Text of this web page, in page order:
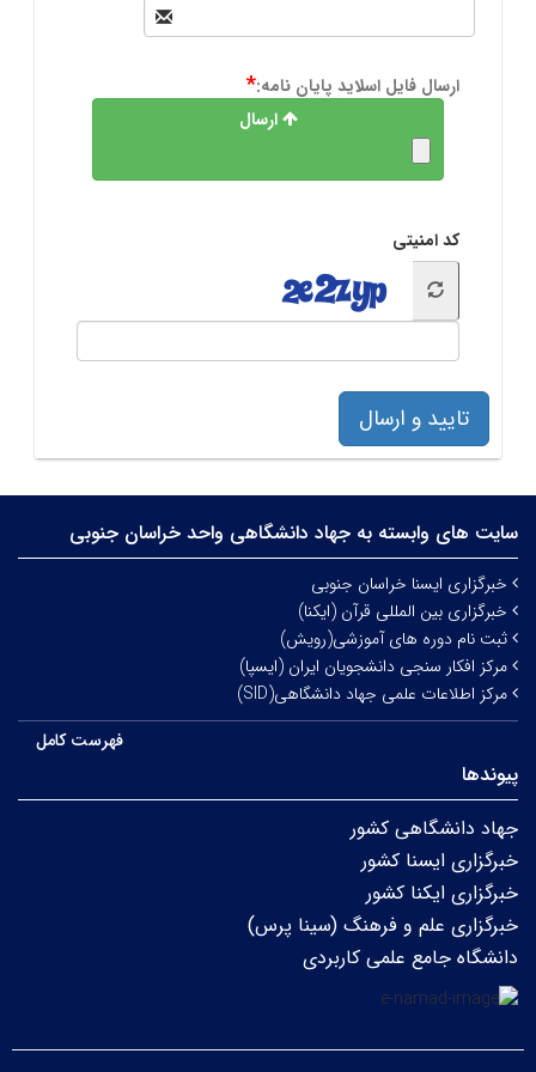
ارسال فایل اسلاید پایان نامه:*
ارسال
کد امنیتی
تایید و ارسال
سایت های وابسته به جهاد دانشگاهی واحد خراسان جنوبی
خبرگزاری ایسنا خراسان جنوبی
خبرگزاری بین المللی قرآن (ایکنا)
ثبت نام دوره های آموزشی(رویش)
مرکز افکار سنجی دانشجویان ایران (ایسپا)
مرکز اطلاعات علمی جهاد دانشگاهی(SID)
فهرست کامل
پیوندها
جهاد دانشگاهی کشور
خبرگزاری ایسنا کشور
خبرگزاری ایکنا کشور
خبرگزاری علم و فرهنگ (سینا پرس)
دانشگاه جامع علمی کاربردی